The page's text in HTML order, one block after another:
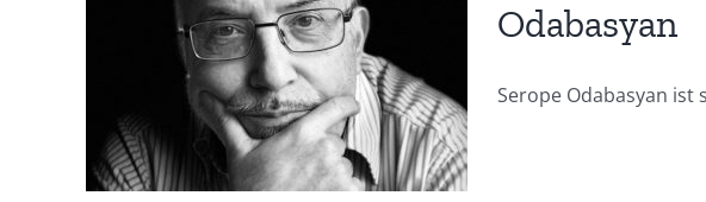
Odabasyan
Serope Odabasyan ist